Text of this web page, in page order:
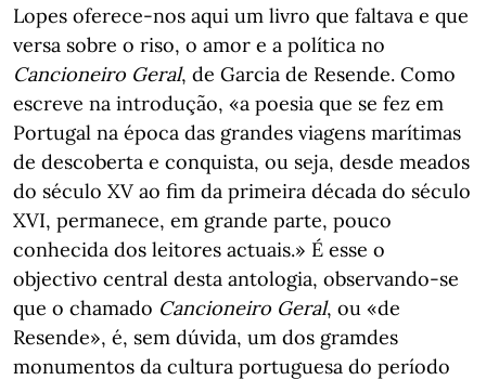
Lopes oferece-nos aqui um livro que faltava e que
versa sobre o riso, o amor e a política no
Cancioneiro Geral, de Garcia de Resende. Como
escreve na introdução, «a poesia que se fez em
Portugal na época das grandes viagens marítimas
de descoberta e conquista, ou seja, desde meados
do século XV ao fim da primeira década do século
XVI, permanece, em grande parte, pouco
conhecida dos leitores actuais.» É esse o
objectivo central desta antologia, observando-se
que o chamado Cancioneiro Geral, ou «de
Resende», é, sem dúvida, um dos gramdes
monumentos da cultura portuguesa do período